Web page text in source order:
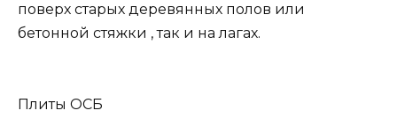
поверх старых деревянных полов или
бетонной стяжки , так и на лагах.
Плиты ОСБ